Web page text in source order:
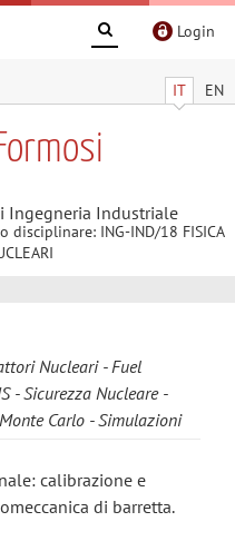
Login
IT EN
Ingegneria Industriale
disciplinare: ING-IND/18 FISICA
Nucleari
Fuel
Sicurezza Nucleare
Monte Carlo Simulazioni
calibrazione e
di barretta.